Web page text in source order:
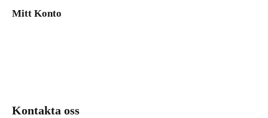
Mitt Konto
Kontakta oss